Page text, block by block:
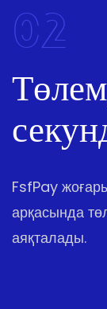
02
FsfPay
арқасында
аяқталады.